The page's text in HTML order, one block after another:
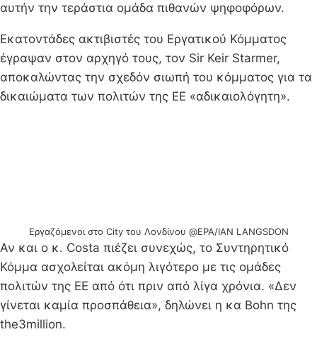
αυτήν την τεράστια ομάδα πιθανών ψηφοφόρων.
Εκατοντάδες ακτιβιστές του Εργατικού Κόμματος
έγραψαν στον αρχηγό τους, τον Sir Keir Starmer,
αποκαλώντας την σχεδόν σιωπή του κόμματος για τα
δικαιώματα των πολιτών της ΕΕ «αδικαιολόγητη».
Εργαζόμενοι στο City του Λονδίνου @EPA/IAN LANGSDON
Αν και ο κ. Costa πιέζει συνεχώς, το Συντηρητικό
Κόμμα ασχολείται ακόμη λιγότερο με τις ομάδες
πολιτών της ΕΕ από ότι πριν από λίγα χρόνια. «Δεν
γίνεται καμία προσπάθεια», δηλώνει η κα Bohn της
the3million.